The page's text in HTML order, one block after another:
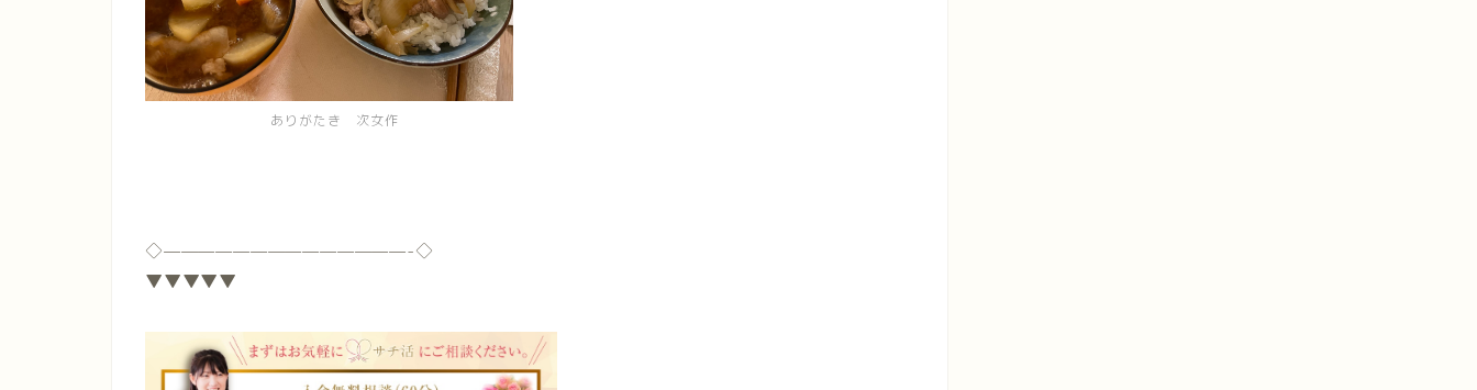
ありがたき 次女作
◇——————————————-◇
▼▼▼▼▼